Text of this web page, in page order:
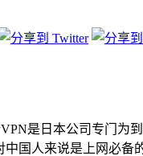
是日本公司专门为
国人来说是上网必备